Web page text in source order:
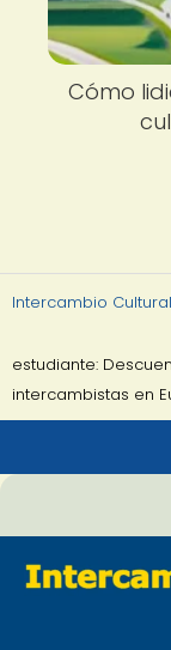
Cómo
Intercambio Cultural
estudiante:
intercambistas en